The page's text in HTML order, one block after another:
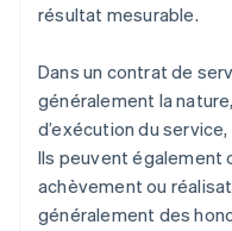
résultat mesurable.
Dans un contrat de
généralement la
d’exécution du
Ils peuvent également
achèvement ou
généralement des